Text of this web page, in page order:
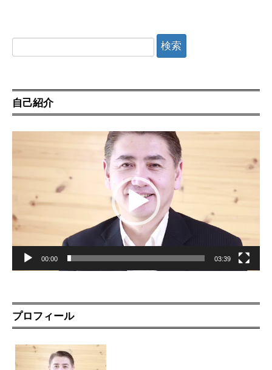
検
索:
自己紹介
動
ヤ
00:00 03:39
プロフィール